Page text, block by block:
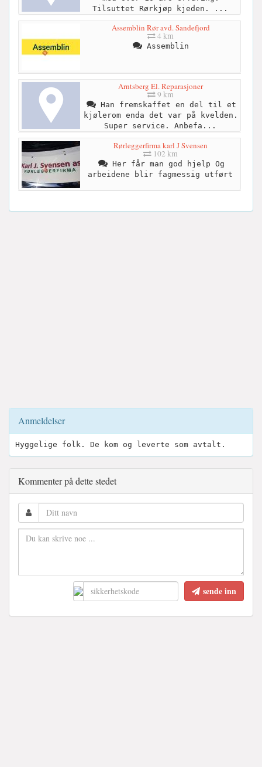
Tilsuttet Rørkjøp kjeden. ...
Assemblin Rør avd. Sandefjord
4 km
Assemblin
Arntsberg El. Reparasjoner
9 km
Han fremskaffet en del til et
kjølerom enda det var på kvelden.
Super service. Anbefa...
Rørleggerfirma karl J Svensen
102 km
Her får man god hjelp Og
arbeidene blir fagmessig utført
Anmeldelser
Hyggelige folk. De kom og leverte som avtalt.
Kommenter på dette stedet
sende inn